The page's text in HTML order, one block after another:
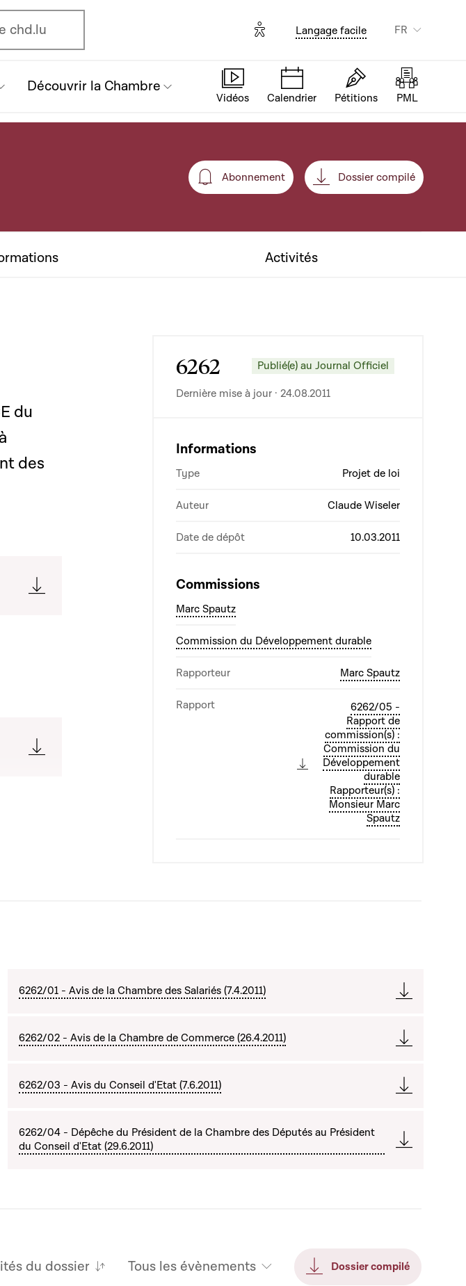
chd.lu Options d'accessibilité
Langage facile FR
Découvrir la Chambre
Vidéos Calendrier Pétitions PML
Abonnement
Abonnement Dossier compilé
Activités
du
des
6262 Publié(e) au Journal Officiel
Dernière mise à jour · 24.08.2011
Informations
Type Projet de loi
Auteur Claude Wiseler
Date de dépôt 10.03.2011
Commissions
Marc Spautz
Commission du Développement durable
Rapporteur Marc Spautz
Rapport
6262/05 -
Rapport de
commission(s) :
Commission du
Développement
durable
Rapporteur(s) :
Monsieur Marc
Spautz
6262/01 - Avis de la Chambre des Salariés (7.4.2011)
6262/02 - Avis de la Chambre de Commerce (26.4.2011)
6262/03 - Avis du Conseil d'Etat (7.6.2011)
6262/04 - Dépêche du Président de la Chambre des Députés au Président
du Conseil d'Etat (29.6.2011)
du dossier Tous les évènements Dossier compilé